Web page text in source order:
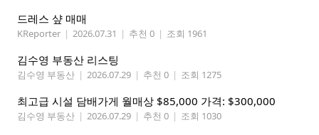
드레스 샾 매매
KReporter | 2026.07.31 | 추천 0 | 조회 1961
김수영 부동산 리스팅
김수영 부동산 | 2026.07.29 | 추천 0 | 조회 1275
최고급 시설 담배가게 월매상 $85,000 가격: $300,000
김수영 부동산 | 2026.07.29 | 추천 0 | 조회 1030